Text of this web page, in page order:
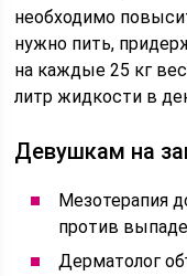
необходимо
нужно пить,
на каждые 25 кг
литр жидкости в
Девушкам на
Мезотерапия
против
Дерматолог